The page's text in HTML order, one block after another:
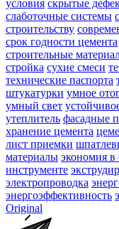
условия скрытые
слаботочные системы
строительству
срок годности цемента
строительные
стройка сухие смеси
технические паспорта
штукатурки умное
умный свет
утеплитель фасадные
хранение цемента
лист приемки
материалы экономия в
инструменте
электропроводка
энергоэффективность
Original